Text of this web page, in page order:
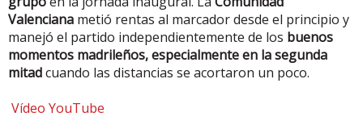
Valenciana metió rentas al marcador desde el principio y
manejó el partido independientemente de los buenos
momentos madrileños, especialmente en la segunda
mitadcuando las distancias se acortaron un poco.
Vídeo YouTube